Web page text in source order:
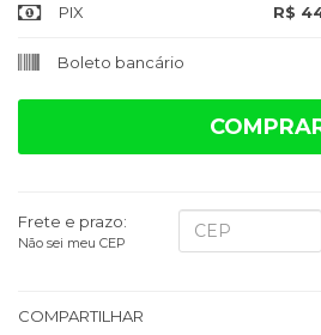
PIX R$
Boleto bancário
Frete e prazo:
Não sei meu CEP
COMPARTILHAR